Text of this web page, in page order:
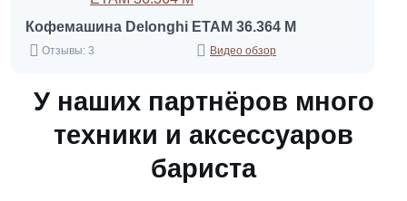
Кофемашина Delonghi ETAM 36.364 M
Отзывы: 3 Видео обзор
У наших партнёров много
техники и аксессуаров
бариста